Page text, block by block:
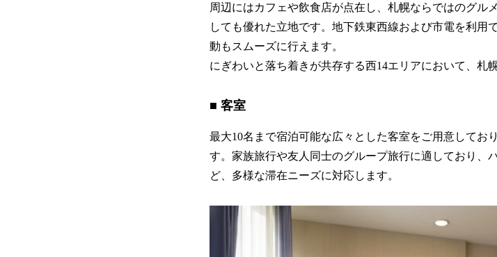
周辺にはカフェや飲食店が点在し、札幌ならではのグル
しても優れた立地です。地下鉄東西線および市電を利用
動もスムーズに行えます。
にぎわいと落ち着きが共存する西14エリアにおいて、札
■ 客室
最大10名まで宿泊可能な広々とした客室をご用意してお
す。家族旅行や友人同士のグループ旅行に適しており、
ど、多様な滞在ニーズに対応します。